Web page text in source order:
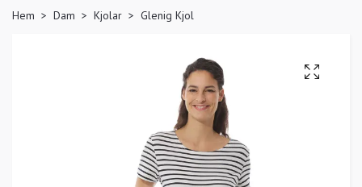
Hem Dam Kjolar Glenig Kjol